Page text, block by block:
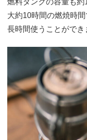
大約10時間の燃焼時
長時間使うことができ